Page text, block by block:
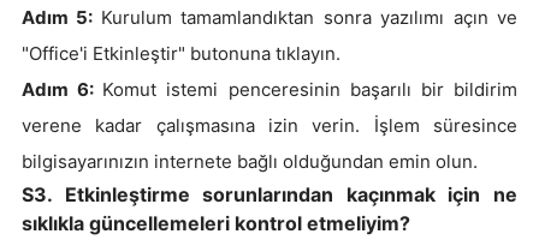
Adım 5: Kurulum tamamlandıktan sonra yazılımı açın ve
"Office'i Etkinleştir" butonuna tıklayın.
Adım 6: Komut istemi penceresinin başarılı bir bildirim
verene kadar çalışmasına izin verin. İşlem süresince
bilgisayarınızın internete bağlı olduğundan emin olun.
S3. Etkinleştirme sorunlarından kaçınmak için ne
sıklıkla güncellemeleri kontrol etmeliyim?